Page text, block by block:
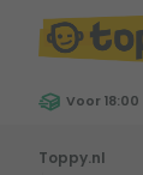
Voor 18:00
Toppy.nl